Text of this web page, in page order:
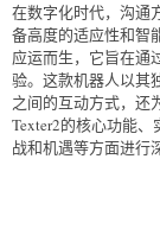
在数字化时代，沟通
备高度的适应性和智
应运而生，它旨在通
验。这款机器人以其
之间的互动方式，还
Texter2的核心功能
战和机遇等方面进行